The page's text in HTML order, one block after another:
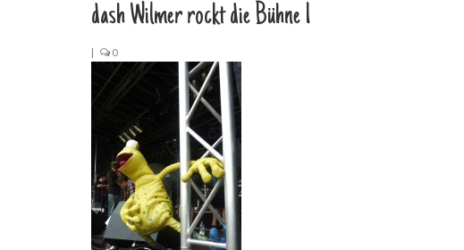
dash Wilmer rockt die Bühne 1
| 0